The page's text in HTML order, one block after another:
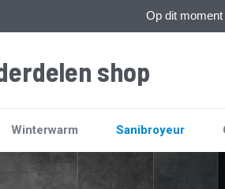
Op dit
shop
Winterwarm Sanibroyeur